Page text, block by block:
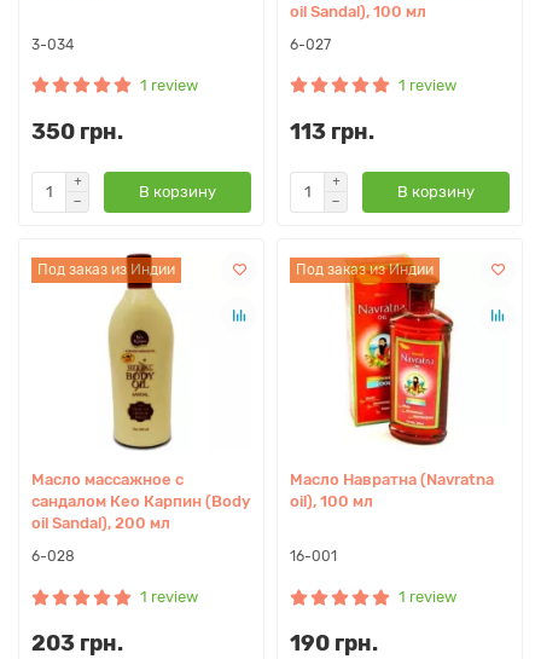
3-034
1 review
350 грн.
В корзину
oil Sandal), 100 мл
6-027
1 review
113 грн.
В корзину
Под заказ из Индии
Масло массажное с
сандалом Кео Карпин (Body
oil Sandal), 200 мл
6-028
1 review
203 грн.
Под заказ из Индии
Масло Навратна (Navratna
oil), 100 мл
16-001
1 review
190 грн.